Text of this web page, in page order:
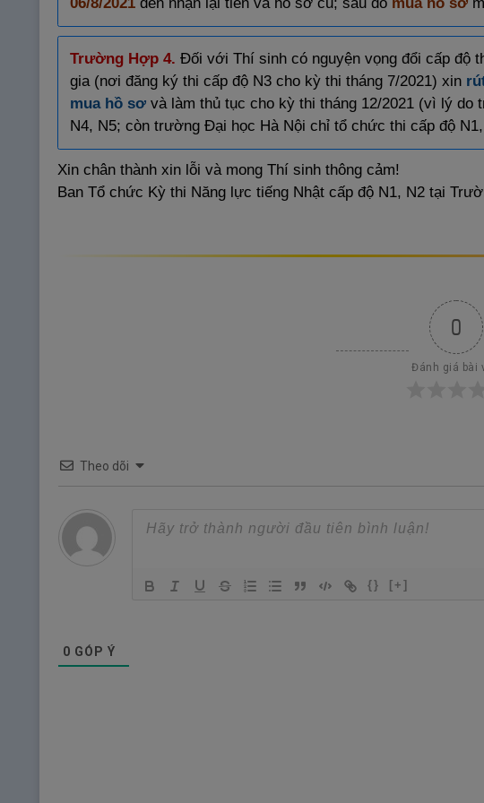
06/8/2021 đến nhận lại tiền và hồ sơ cũ; sau đó mua hồ sơ
Trường Hợp 4. Đối với Thí sinh có nguyện vọng đổi cấp độ
gia (nơi đăng ký thi cấp độ N3 cho kỳ thi tháng 7/2021) xin
mua hồ sơvà làm thủ tục cho kỳ thi tháng 12/2021 (vì lý do
N4, N5; còn trường Đại học Hà Nội chỉ tổ chức thi cấp độ
Xin chân thành xin lỗi và mong Thí sinh thông cảm!
Ban Tổ chức Kỳ thi Năng lực tiếng Nhật cấp độ N1, N2 tại
0
Đánh giá bài
Theo dõi
{} [+]
0 GÓP Ý